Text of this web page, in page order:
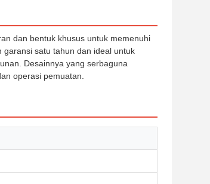
dan bentuk khusus untuk memenuhi
garansi satu tahun dan ideal untuk
Desainnya yang serbaguna
operasi pemuatan.